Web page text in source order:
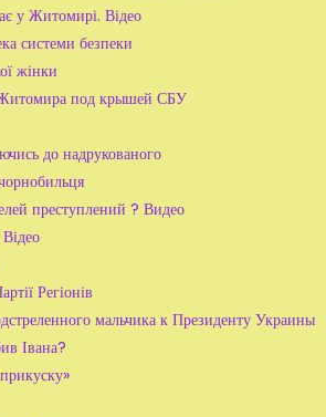
у Житомирі. Відео
системи безпеки
жінки
под крышей СБУ
до надрукованого
преступлений ? Видео
Регіонів
мальчика к Президенту Украины
Івана?